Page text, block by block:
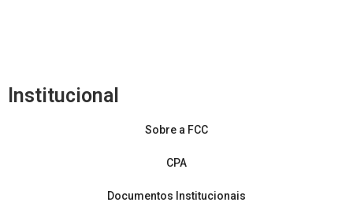
Institucional
Sobre a FCC
CPA
Documentos Institucionais